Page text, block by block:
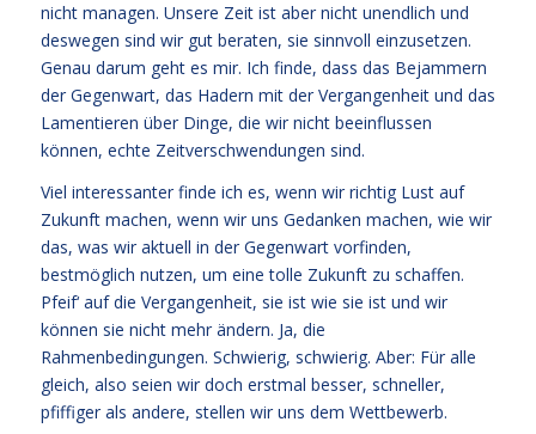
nicht managen. Unsere Zeit ist aber nicht unendlich und
deswegen sind wir gut beraten, sie sinnvoll einzusetzen.
Genau darum geht es mir. Ich finde, dass das Bejammern
der Gegenwart, das Hadern mit der Vergangenheit und das
Lamentieren über Dinge, die wir nicht beeinflussen
können, echte Zeitverschwendungen sind.
Viel interessanter finde ich es, wenn wir richtig Lust auf
Zukunft machen, wenn wir uns Gedanken machen, wie wir
das, was wir aktuell in der Gegenwart vorfinden,
bestmöglich nutzen, um eine tolle Zukunft zu schaffen.
Pfeif‘ auf die Vergangenheit, sie ist wie sie ist und wir
können sie nicht mehr ändern. Ja, die
Rahmenbedingungen. Schwierig, schwierig. Aber: Für alle
gleich, also seien wir doch erstmal besser, schneller,
pfiffiger als andere, stellen wir uns dem Wettbewerb.